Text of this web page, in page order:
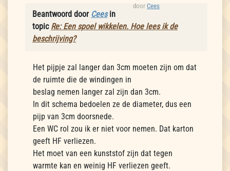
door Cees
Beantwoord door Ceesin
topic Re: Een spoel wikkelen. Hoe lees ik de
beschrijving?
Het pijpje zal langer dan 3cm moeten zijn om dat
de ruimte die de windingen in
beslag nemen langer zal zijn dan 3cm.
In dit schema bedoelen ze de diameter, dus een
pijp van 3cm doorsnede.
Een WC rol zou ik er niet voor nemen. Dat karton
geeft HF verliezen.
Het moet van een kunststof zijn dat tegen
warmte kan en weinig HF verliezen geeft.